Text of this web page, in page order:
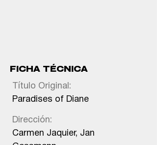
FICHA TÉCNICA
Título Original:
Paradises of Diane
Dirección:
Carmen Jaquier, Jan